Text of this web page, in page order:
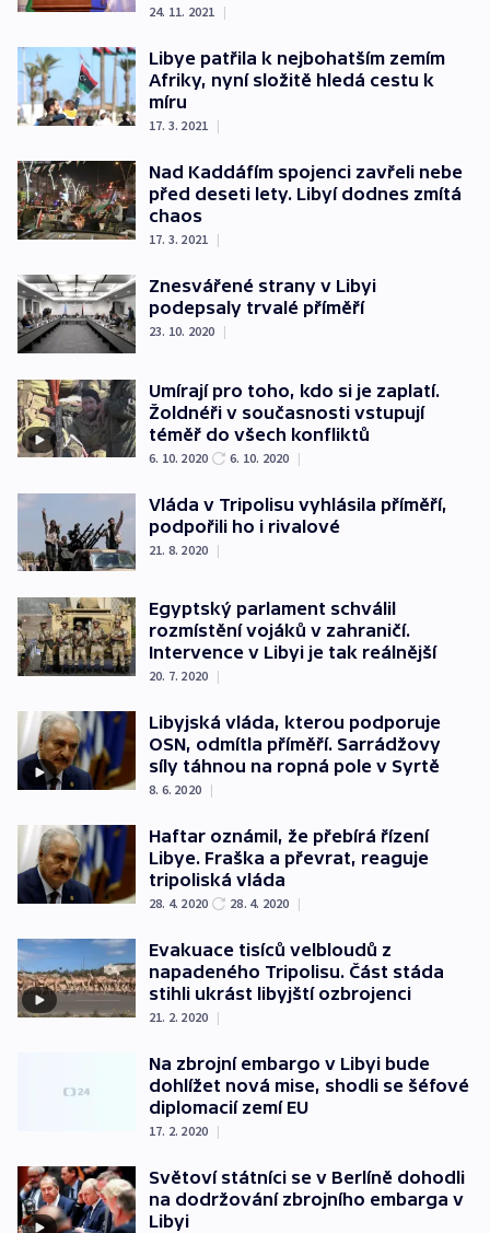
24. 11. 2021 |
Libye patřila k nejbohatším zemím
Afriky, nyní složitě hledá cestu k
míru
17. 3. 2021 |
Nad Kaddáfím spojenci zavřeli nebe
před deseti lety. Libyí dodnes zmítá
chaos
17. 3. 2021 |
Znesvářené strany v Libyi
podepsaly trvalé příměří
23. 10. 2020 |
Umírají pro toho, kdo si je zaplatí.
Žoldnéři v současnosti vstupují
téměř do všech konfliktů
6. 10. 2020 6. 10. 2020 |
Vláda v Tripolisu vyhlásila příměří,
podpořili ho i rivalové
21. 8. 2020 |
Egyptský parlament schválil
rozmístění vojáků v zahraničí.
Intervence v Libyi je tak reálnější
20. 7. 2020 |
Libyjská vláda, kterou podporuje
OSN, odmítla příměří. Sarrádžovy
síly táhnou na ropná pole v Syrtě
8. 6. 2020 |
Haftar oznámil, že přebírá řízení
Libye. Fraška a převrat, reaguje
tripoliská vláda
28. 4. 2020 28. 4. 2020 |
Evakuace tisíců velbloudů z
napadeného Tripolisu. Část stáda
stihli ukrást libyjští ozbrojenci
21. 2. 2020 |
Na zbrojní embargo v Libyi bude
dohlížet nová mise, shodli se šéfové
diplomacií zemí EU
17. 2. 2020 |
Světoví státníci se v Berlíně dohodli
na dodržování zbrojního embarga v
Libyi